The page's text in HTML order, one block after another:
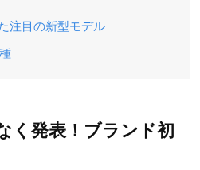
注目の新型モデル
く発表！ブランド初